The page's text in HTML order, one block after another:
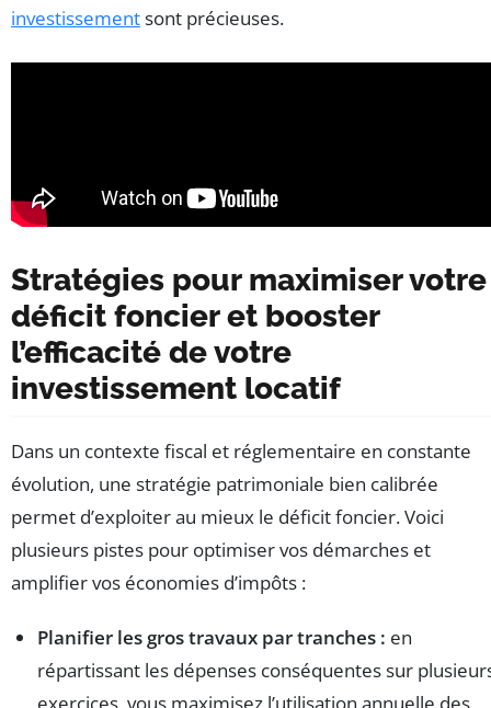
investissementsont précieuses.
Stratégies pour maximiser votre
déficit foncier et booster
l’efficacité de votre
investissement locatif
Dans un contexte fiscal et réglementaire en constante
évolution, une stratégie patrimoniale bien calibrée
permet d’exploiter au mieux le déficit foncier. Voici
plusieurs pistes pour optimiser vos démarches et
amplifier vos économies d’impôts :
Planifier les gros travaux par tranches : en
répartissant les dépenses conséquentes sur